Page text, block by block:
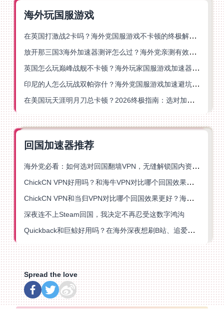
海外玩国服游戏
在英国打激战2卡吗？海外党国服游戏不卡顿的终极解决方案
放开那三国3海外加速器测评怎么过？海外党亲测有效的国服游戏加速指南
英国怎么玩巅峰战舰不卡顿？海外玩家国服游戏加速器终极指南
印尼的人怎么玩战双帕弥什？海外党国服游戏加速避坑指南
在美国玩天涯明月刀总卡顿？2026终极指南：选对加速器让你丝滑连招
回国加速器推荐
海外党必看：如何选对回国翻墙VPN，无缝解锁国内资源？
ChickCN VPN好用吗？和海牛VPN对比哪个回国效果更好？
ChickCN VPN和当归VPN对比哪个回国效果更好？海外党亲测后选了它
深夜连不上Steam回国，我决定不再忍受这数字鸿沟
Quickback和巨鲸好用吗？在海外深夜想刷B站、追爱奇艺的你，或许正需要这份答案
Spread the love